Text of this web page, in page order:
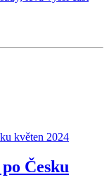
květen 2024
Česku